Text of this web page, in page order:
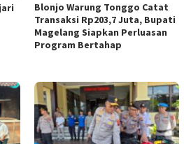
Blonjo Warung Tonggo Catat
Transaksi Rp203,7 Juta, Bupati
Magelang Siapkan Perluasan
Program Bertahap